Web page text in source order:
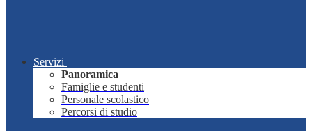
Servizi
Panoramica
Famiglie e studenti
Personale scolastico
Percorsi di studio